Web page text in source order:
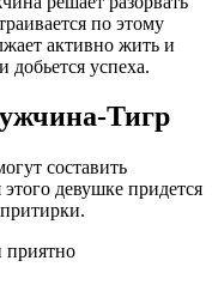
по этому
активно жить и
добьется успеха.
Тигр
составить
девушке придется
приятно